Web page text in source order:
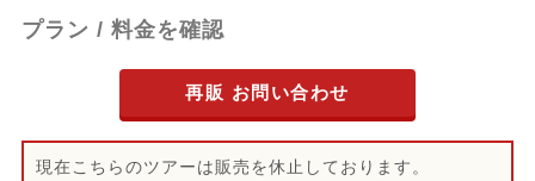
プラン / 料金を確認
再販 お問い合わせ
現在こちらのツアーは販売を休止しております。